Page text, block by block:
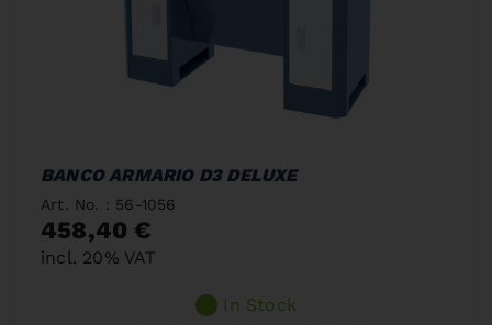
BANCO ARMARIO D3 DELUXE
Art. No. : 56-1056
458,40 €
incl. 20% VAT
In Stock